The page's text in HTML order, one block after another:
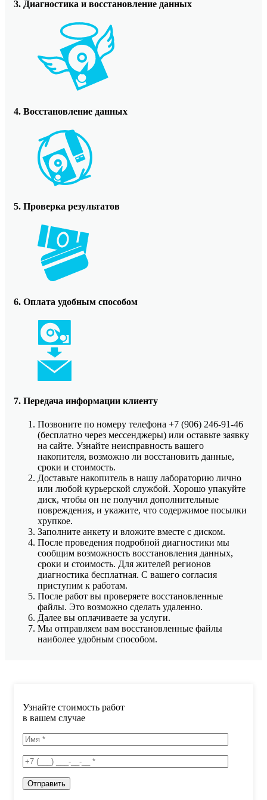
3. Диагностика и восстановление данных
4. Восстановление данных
5. Проверка результатов
6. Оплата удобным способом
7. Передача информации клиенту
Позвоните по номеру телефона +7 (906) 246-91-46
(бесплатно через мессенджеры) или оставьте заявку
на сайте. Узнайте неисправность вашего
накопителя, возможно ли восстановить данные,
сроки и стоимость.
Доставьте накопитель в нашу лабораторию лично
или любой курьерской службой. Хорошо упакуйте
диск, чтобы он не получил дополнительные
повреждения, и укажите, что содержимое посылки
хрупкое.
Заполните анкету и вложите вместе с диском.
После проведения подробной диагностики мы
сообщим возможность восстановления данных,
сроки и стоимость. Для жителей регионов
диагностика бесплатная. С вашего согласия
приступим к работам.
После работ вы проверяете восстановленные
файлы. Это возможно сделать удаленно.
Далее вы оплачиваете за услуги.
Мы отправляем вам восстановленные файлы
наиболее удобным способом.
Узнайте стоимость работ
в вашем случае